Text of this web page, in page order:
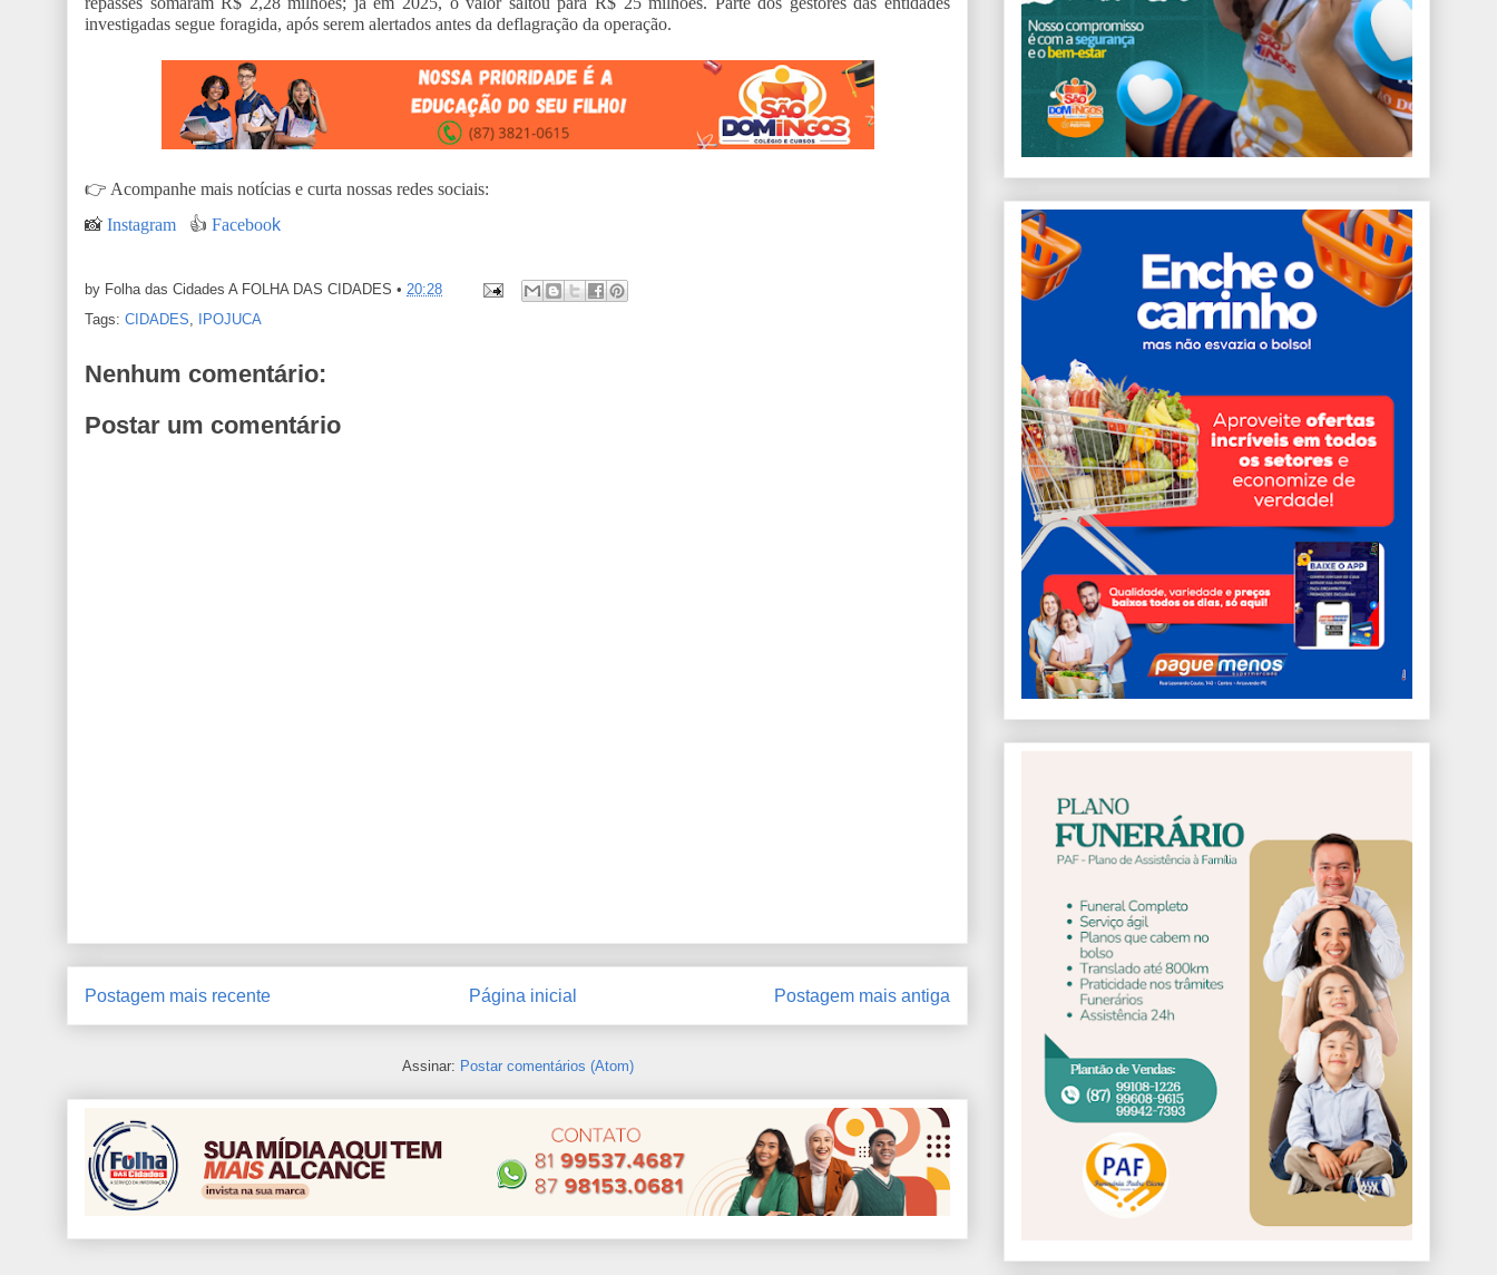
investigadas segue foragida, após serem alertados antes da deflagração da operação.
👉 Acompanhe mais notícias e curta nossas redes sociais:
📸 Instagram 👍 Facebook
by Folha das Cidades A FOLHA DAS CIDADES • 20:28
Tags: CIDADES, IPOJUCA
Nenhum comentário:
Postar um comentário
Postagem mais recente Postagem mais antiga
Página inicial
Assinar: Postar comentários (Atom)